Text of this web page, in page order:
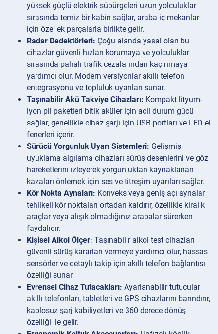
yüksek güçlü elektrik süpürgeleri uzun yolculuklar
sırasında temiz bir kabin sağlar, araba iç mekanları
için özel ek parçalarla birlikte gelir.
Radar Dedektörleri: Çoğu alanda yasal olan bu
cihazlar güvenli hızları korumaya ve yolculuklar
sırasında pahalı trafik cezalarından kaçınmaya
yardımcı olur. Modern versiyonlar akıllı telefon
entegrasyonu ve topluluk uyarıları sunar.
Taşınabilir Akü Takviye Cihazları: Kompakt lityum-
iyon pil paketleri bitik aküler için acil durum gücü
sağlar, genellikle cihaz şarjı için USB portları ve LED el
fenerleri içerir.
Sürücü Yorgunluk Uyarı Sistemleri: Gelişmiş
uyuklama algılama cihazları sürüş desenlerini ve göz
hareketlerini izleyerek yorgunluktan kaynaklanan
kazaları önlemek için ses ve titreşim uyarıları sağlar.
Kör Nokta Aynaları: Konveks veya geniş açı aynalar
tehlikeli kör noktaları ortadan kaldırır, özellikle kiralık
araçlar veya alışık olmadığınız arabalar sürerken
faydalıdır.
Kişisel Alkol Ölçer: Taşınabilir alkol test cihazları
güvenli sürüş kararları vermeye yardımcı olur, hassas
sensörler ve detaylı takip için akıllı telefon bağlantısı
özelliği sunar.
Evrensel Cihaz Tutacakları: Ayarlanabilir tutucular
akıllı telefonları, tabletleri ve GPS cihazlarını barındırır,
kablosuz şarj kabiliyetleri ve 360 derece dönüş
özelliği ile gelir.